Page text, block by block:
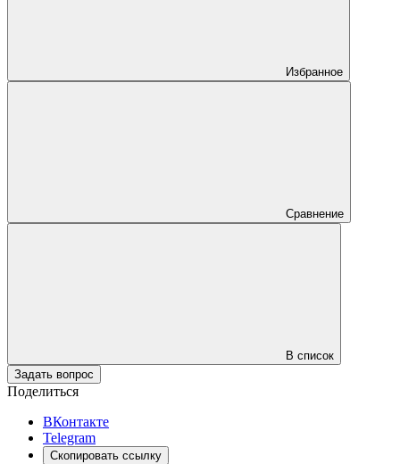
Избранное
Сравнение
В список
Задать вопрос
Поделиться
ВКонтакте
Telegram
Скопировать ссылку